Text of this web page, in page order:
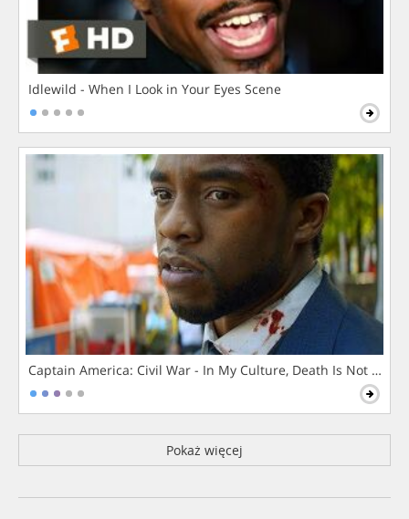
Idlewild - When I Look in Your Eyes Scene
Captain America: Civil War - In My Culture, Death Is Not The
Pokaż więcej